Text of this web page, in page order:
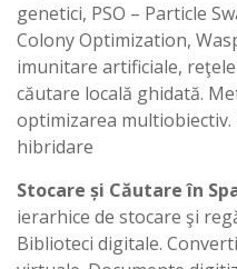
genetici, PSO – Particle
Colony Optimization,
imunitare artificiale,
căutare locală ghidată.
optimizarea multiobiectiv.
hibridare
Stocare și Căutare în
ierarhice de stocare şi
Biblioteci digitale.